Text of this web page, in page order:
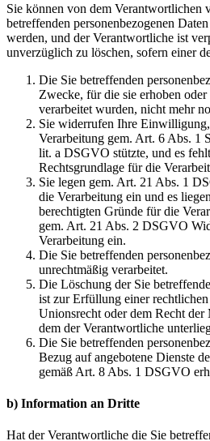
Sie können von dem Verantwortlichen
betreffenden personenbezogenen
werden, und der Verantwortliche ist
unverzüglich zu löschen, sofern einer
Die Sie betreffenden
Zwecke, für die sie erhoben oder
verarbeitet wurden, nicht mehr
Sie widerrufen Ihre
Verarbeitung gem. Art. 6 Abs. 1
lit. a DSGVO stützte, und es
Rechtsgrundlage für die
Sie legen gem. Art. 21 Abs. 1
die Verarbeitung ein und es
berechtigten Gründe für die
gem. Art. 21 Abs. 2 DSGVO
Verarbeitung ein.
Die Sie betreffenden
unrechtmäßig verarbeitet.
Die Löschung der Sie
ist zur Erfüllung einer
Unionsrecht oder dem Recht
dem der Verantwortliche
Die Sie betreffenden
Bezug auf angebotene Dienste
gemäß Art. 8 Abs. 1 DSGVO
b) Information an Dritte
Hat der Verantwortliche die Sie